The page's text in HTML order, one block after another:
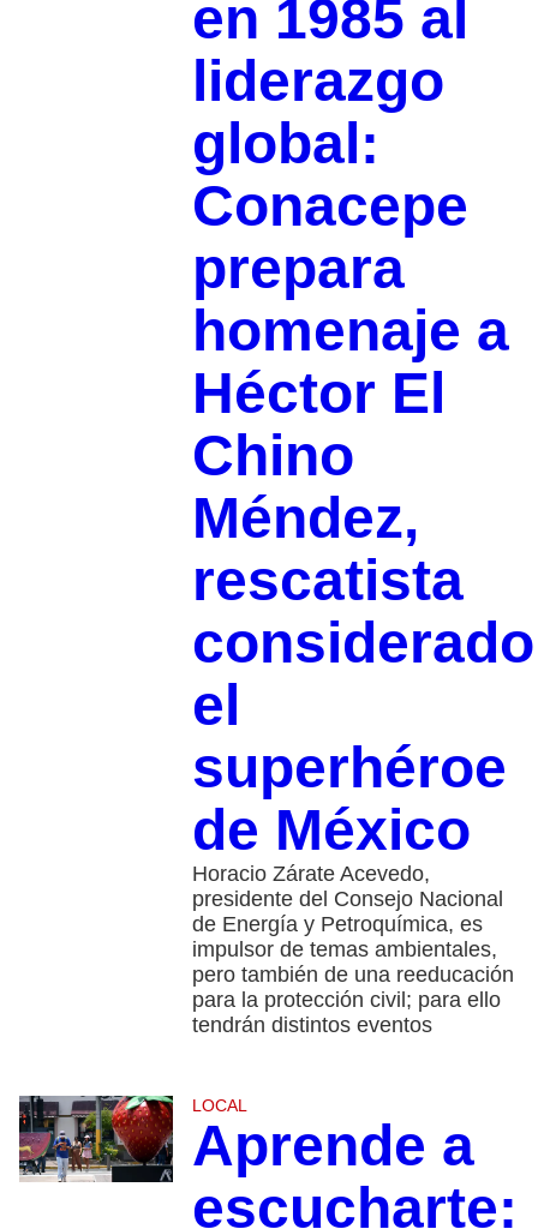
en 1985 al
liderazgo
global:
Conacepe
prepara
homenaje a
Héctor El
Chino
Méndez,
rescatista
considerado
el
superhéroe
de México
Horacio Zárate Acevedo,
presidente del Consejo Nacional
de Energía y Petroquímica, es
impulsor de temas ambientales,
pero también de una reeducación
para la protección civil; para ello
tendrán distintos eventos
LOCAL
Aprende a
escucharte: